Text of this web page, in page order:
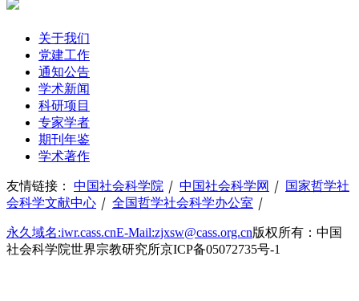
关于我们
党建工作
通知公告
学术新闻
科研项目
专家学者
期刊年鉴
学术著作
友情链接： 中国社会科学院 ｜ 中国社会科学网 ｜ 国家哲学社
会科学文献中心 ｜ 全国哲学社会科学办公室 ｜
永久域名:iwr.cass.cnE-Mail:zjxsw@cass.org.cn版权所有：中国
社会科学院世界宗教研究所京ICP备05072735号-1